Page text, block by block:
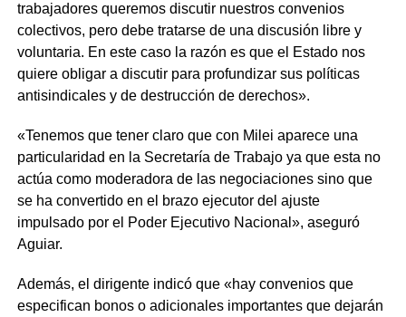
trabajadores queremos discutir nuestros convenios
colectivos, pero debe tratarse de una discusión libre y
voluntaria. En este caso la razón es que el Estado nos
quiere obligar a discutir para profundizar sus políticas
antisindicales y de destrucción de derechos».
«Tenemos que tener claro que con Milei aparece una
particularidad en la Secretaría de Trabajo ya que esta no
actúa como moderadora de las negociaciones sino que
se ha convertido en el brazo ejecutor del ajuste
impulsado por el Poder Ejecutivo Nacional», aseguró
Aguiar.
Además, el dirigente indicó que «hay convenios que
especifican bonos o adicionales importantes que dejarán